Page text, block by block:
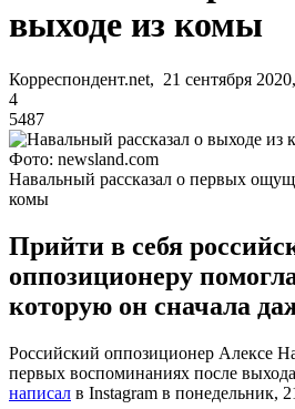
выходе из комы
Корреспондент.net, 21 сентября
4
5487
Фото: newsland.com
Навальный рассказал о первых
комы
Прийти в себя
оппозиционеру
которую он сначала
Российский оппозиционер Алексе
первых воспоминаниях после
написал в Instagram в понедельник,